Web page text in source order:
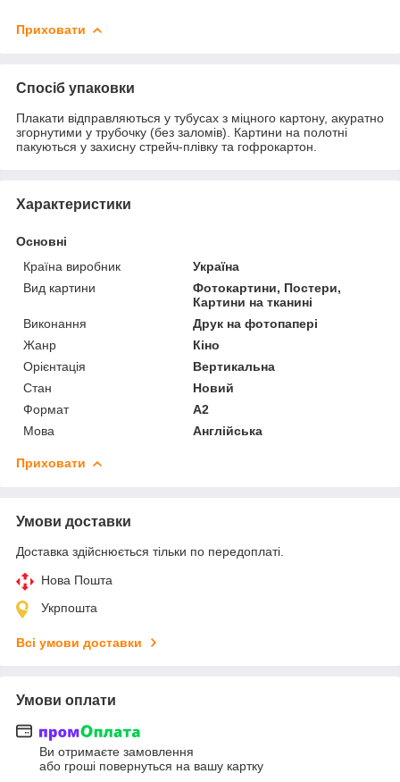
Приховати
Спосіб упаковки
Плакати відправляються у тубусах з міцного картону, акуратно
згорнутими у трубочку (без заломів). Картини на полотні
пакуються у захисну стрейч-плівку та гофрокартон.
Характеристики
Основні
Країна виробник
Україна
Вид картини
Фотокартини, Постери,
Картини на тканині
Виконання
Друк на фотопапері
Жанр
Кіно
Орієнтація
Вертикальна
Стан
Новий
Формат
A2
Мова
Англійська
Приховати
Умови доставки
Доставка здійснюється тільки по передоплаті.
Нова Пошта
Укрпошта
Всі умови доставки
Умови оплати
Ви отримаєте замовлення
або гроші повернуться на вашу картку